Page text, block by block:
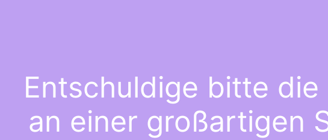
Entschuldige bitte
an einer großartigen